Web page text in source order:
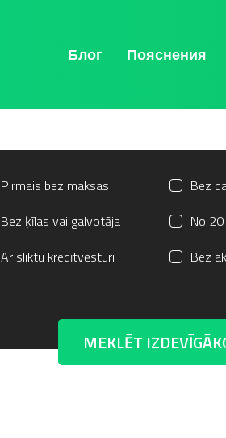
Блог Пояснения
Pirmais bez maksas
Bez
Bez ķīlas vai galvotāja
No
Ar sliktu kredītvēsturi
Bez
MEKLĒT